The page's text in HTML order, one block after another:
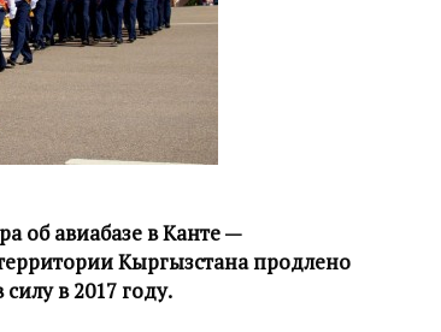
об авиабазе в Канте —
Кыргызстана продлено
в 2017 году.